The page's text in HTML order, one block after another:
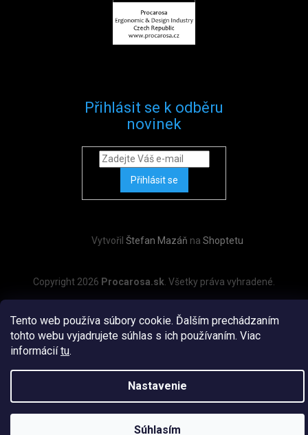
Tento web používa súbory cookie. Ďalším prechádzaním
tohto webu vyjadrujete súhlas s ich používaním. Viac
informáciítu.
Nastavenie
Súhlasím
Přihlásit se k odběru
novinek
Přihlásit se
Vytvořil Štefan Mazáň na Shoptetu
Copyright 2026 Procarosa.sk. Všetky práva vyhradené.